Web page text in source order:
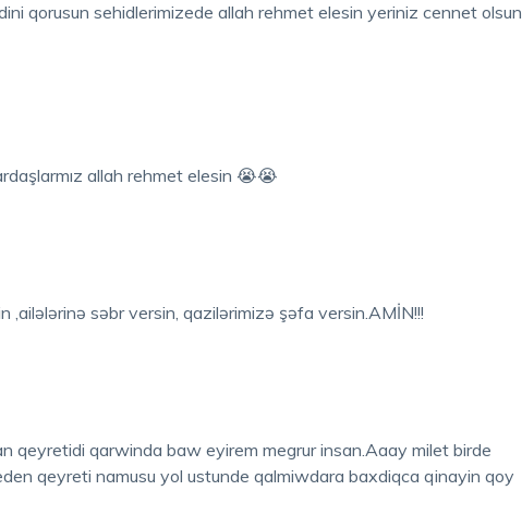
qorusun sehidlerimizede allah rehmet elesin yeriniz cennet olsun
allah rehmet elesin 😭😭
səbr versin, qazilərimizə şəfa versin.AMİN!!!
qeyretidi qarwinda baw eyirem megrur insan.Aaay milet birde
qeyreti namusu yol ustunde qalmiwdara baxdiqca qinayin qoy